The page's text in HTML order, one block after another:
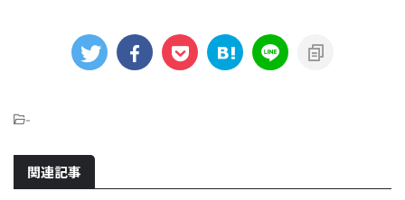
-
関連記事